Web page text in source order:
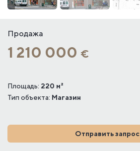
Продажа
1 210 000 €
Площадь: 220 м²
Тип объекта: Магазин
Отправить запрос